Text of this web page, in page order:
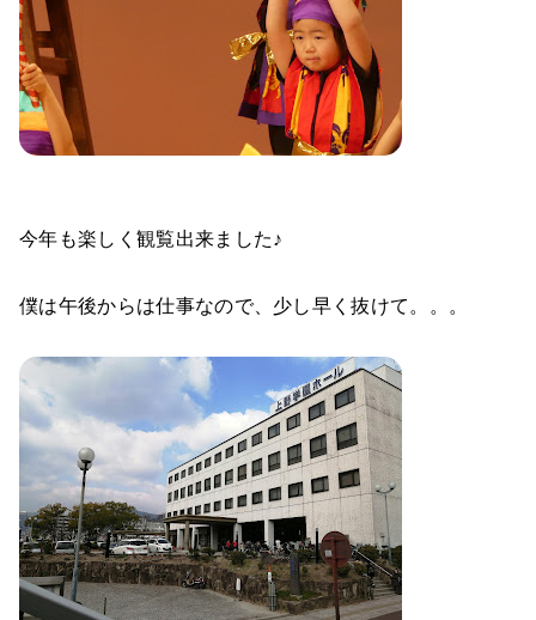
今年も楽しく観覧出来ました♪
僕は午後からは仕事なので、少し早く抜けて。。。